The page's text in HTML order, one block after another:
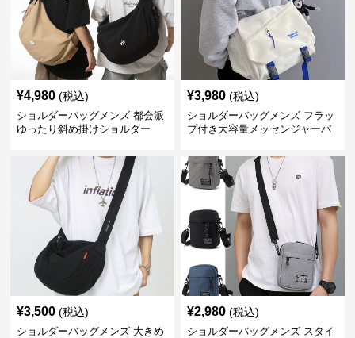
¥4,980 (税込)
ショルダーバッグメンズ 都会派
ゆったり斜め掛けショルダー
¥3,980 (税込)
ショルダーバッグメンズ フラッ
プ付き大容量メッセンジャーバ
¥3,500 (税込)
ショルダーバッグメンズ 大きめ
¥2,980 (税込)
ショルダーバッグメンズ スタイ